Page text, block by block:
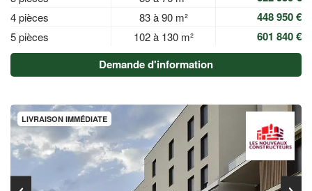
4 pièces 83 à 90 m² 448 950 €
5 pièces 102 à 130 m²
601 840 €
Demande d'information
LIVRAISON IMMÉDIATE